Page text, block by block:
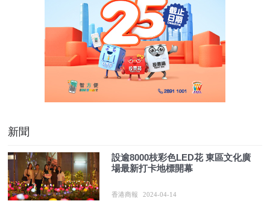
新聞
設逾8000枝彩色LED花 東區文化廣
場最新打卡地標開幕
香港商報 2024-04-14